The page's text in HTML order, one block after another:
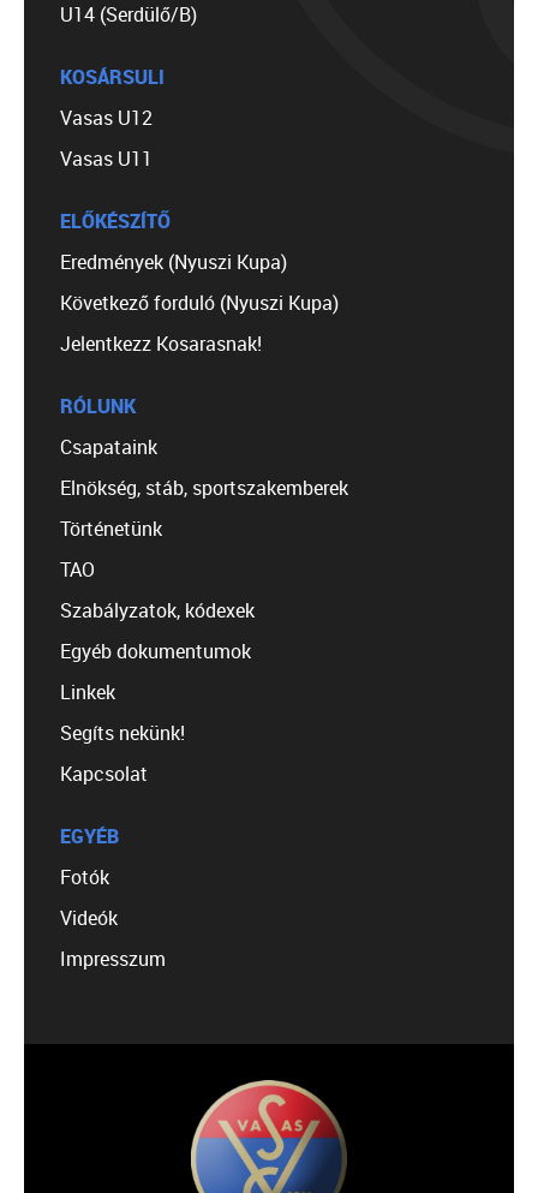
U14 (Serdülő/B)
KOSÁRSULI
Vasas U12
Vasas U11
ELŐKÉSZÍTŐ
Eredmények (Nyuszi Kupa)
Következő forduló (Nyuszi Kupa)
Jelentkezz Kosarasnak!
RÓLUNK
Csapataink
Elnökség, stáb, sportszakemberek
Történetünk
TAO
Szabályzatok, kódexek
Egyéb dokumentumok
Linkek
Segíts nekünk!
Kapcsolat
EGYÉB
Fotók
Videók
Impresszum